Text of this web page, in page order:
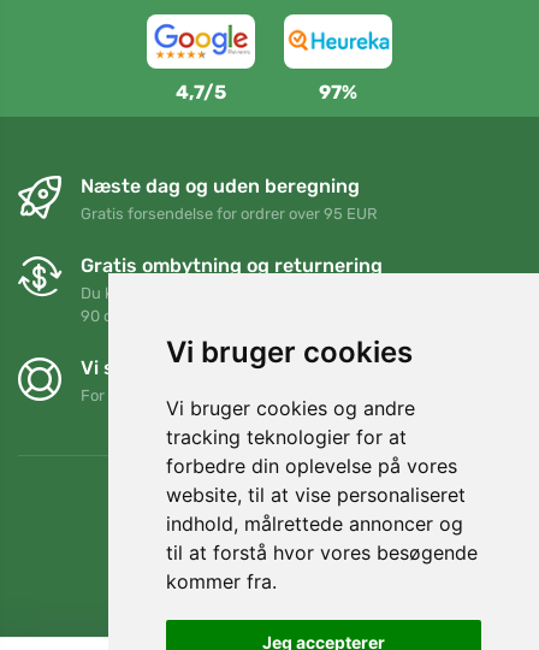
Vi bruger cookies
Vi bruger cookies og andre
tracking teknologier for at
forbedre din oplevelse på vores
website, til at vise personaliseret
indhold, målrettede annoncer og
til at forstå hvor vores besøgende
kommer fra.
Jeg accepterer
4,7/5 97%
Næste dag og uden beregning
Gratis forsendelse for ordrer over 95 EUR
Gratis ombytning og returnering
Du kan returnere eller bytte din ordre når som helst inden for
90 dage
Vi støtter Trees.org
For hver ordre planter vi et træ! Læs mere